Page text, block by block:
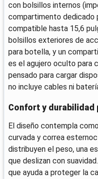
con bolsillos internos
compartimento dedicado
compatible hasta 15,6
bolsillos exteriores de
para botella, y un
es el agujero oculto para
pensado para cargar
no incluye cables ni
Confort y durabilidad
El diseño contempla
curvada y correa
distribuyen el peso, una
que deslizan con
que ayuda a proteger la